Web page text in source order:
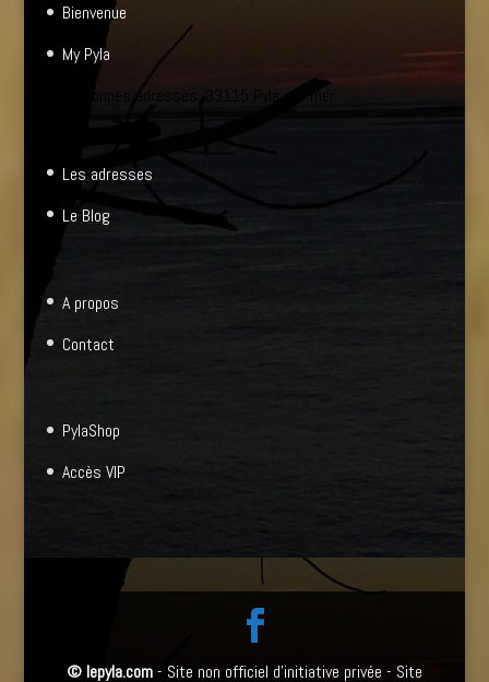
Bienvenue
My Pyla
Les bonnes adresses, 33115 Pyla sur mer
Les adresses
Le Blog
A propos
Contact
PylaShop
Accès VIP
© lepyla.com- Site non officiel d'initiative privée - Site